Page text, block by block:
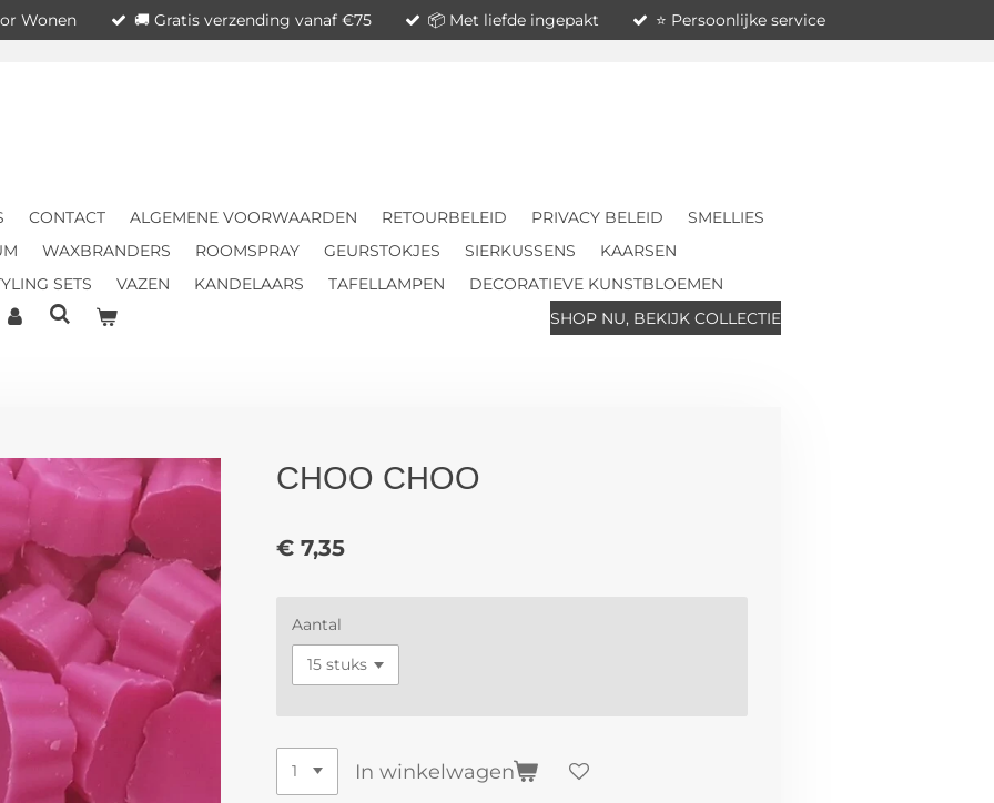
Wonen 🚚 Gratis verzending vanaf €75 📦 Met liefde ingepakt ⭐ Persoonlijke service
CONTACT ALGEMENE VOORWAARDEN RETOURBELEID PRIVACY BELEID
SMELLIES
WAXBRANDERS ROOMSPRAY GEURSTOKJES SIERKUSSENS
KAARSEN
SETS
VAZEN KANDELAARS TAFELLAMPEN
DECORATIEVE KUNSTBLOEMEN
SHOP NU, BEKIJK COLLECTIE
CHOO CHOO
€ 7,35
Aantal
In winkelwagen